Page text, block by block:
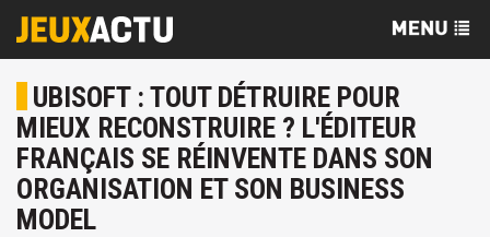
UBISOFT : TOUT DÉTRUIRE POUR
MIEUX RECONSTRUIRE ? L'ÉDITEUR
FRANÇAIS SE RÉINVENTE DANS SON
ORGANISATION ET SON BUSINESS
MODEL